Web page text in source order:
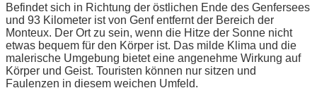
Befindet sich in Richtung der östlichen Ende des Genfersees
und 93 Kilometer ist von Genf entfernt der Bereich der
Monteux. Der Ort zu sein, wenn die Hitze der Sonne nicht
etwas bequem für den Körper ist. Das milde Klima und die
malerische Umgebung bietet eine angenehme Wirkung auf
Körper und Geist. Touristen können nur sitzen und
Faulenzen in diesem weichen Umfeld.